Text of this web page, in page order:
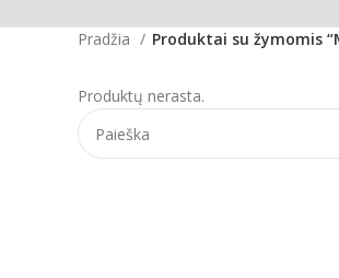
Pradžia Produktai su žymomis
Produktų nerasta.